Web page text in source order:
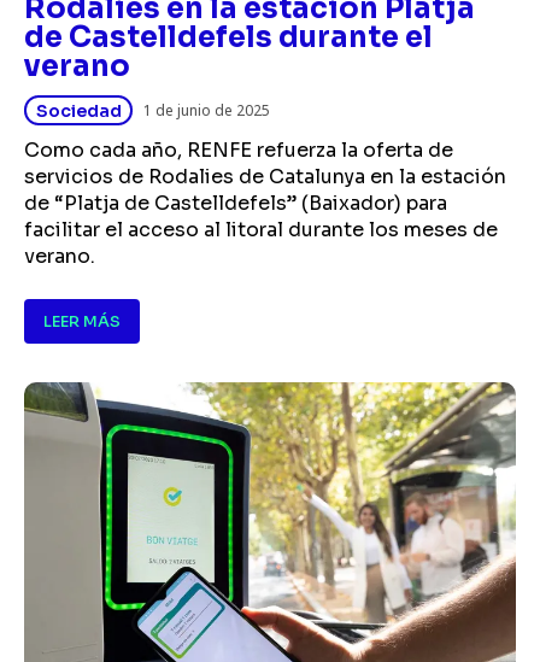
Rodalies en la estación Platja
de Castelldefels durante el
verano
Sociedad 1 de junio de 2025
Como cada año, RENFE refuerza la oferta de
servicios de Rodalies de Catalunya en la estación
de “Platja de Castelldefels” (Baixador) para
facilitar el acceso al litoral durante los meses de
verano.
LEER MÁS